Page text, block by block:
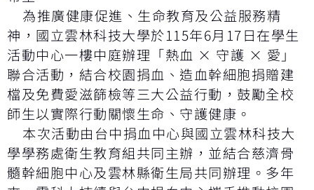
為推廣健康促進、生命教育及公益服務精
神，國立雲林科技大學於115年6月17日在學生
活動中心一樓中庭辦理「熱血 × 守護 × 愛」
聯合活動，結合校園捐血、造血幹細胞捐贈建
檔及免費愛滋篩檢等三大公益行動，鼓勵全校
師生以實際行動關懷生命、守護健康。
本次活動由台中捐血中心與國立雲林科技大
學學務處衛生教育組共同主辦，並結合慈濟骨
髓幹細胞中心及雲林縣衛生局共同辦理。多年